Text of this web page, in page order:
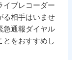
イブレコーダー
る相手はいませ
急通報ダイヤル
とをおすすめし